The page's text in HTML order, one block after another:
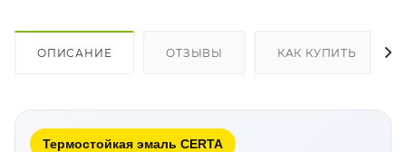
ОПИСАНИЕ ОТЗЫВЫ КАК КУПИТЬ
Термостойкая эмаль CERTA